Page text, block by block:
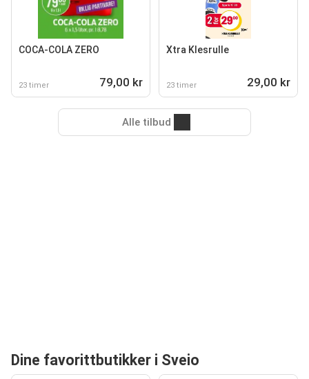
COCA-COLA ZERO
23 timer 79,00 kr
Xtra Klesrulle
23 timer 29,00 kr
Alle tilbud
Dine favorittbutikker i Sveio